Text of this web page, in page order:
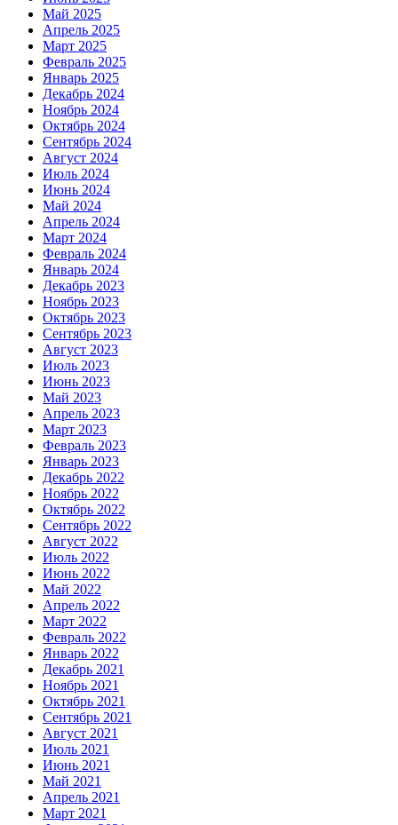
Май 2025
Апрель 2025
Март 2025
Февраль 2025
Январь 2025
Декабрь 2024
Ноябрь 2024
Октябрь 2024
Сентябрь 2024
Август 2024
Июль 2024
Июнь 2024
Май 2024
Апрель 2024
Март 2024
Февраль 2024
Январь 2024
Декабрь 2023
Ноябрь 2023
Октябрь 2023
Сентябрь 2023
Август 2023
Июль 2023
Июнь 2023
Май 2023
Апрель 2023
Март 2023
Февраль 2023
Январь 2023
Декабрь 2022
Ноябрь 2022
Октябрь 2022
Сентябрь 2022
Август 2022
Июль 2022
Июнь 2022
Май 2022
Апрель 2022
Март 2022
Февраль 2022
Январь 2022
Декабрь 2021
Ноябрь 2021
Октябрь 2021
Сентябрь 2021
Август 2021
Июль 2021
Июнь 2021
Май 2021
Апрель 2021
Март 2021